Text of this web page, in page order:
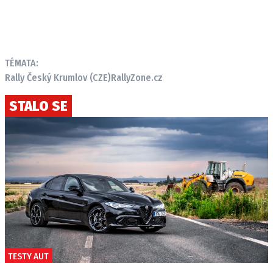
TÉMATA:
Rally Český Krumlov (CZE)RallyZone.cz
STALO SE
TESTY AUT